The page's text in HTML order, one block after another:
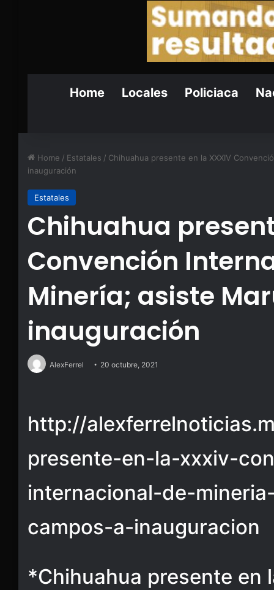
Home Locales Policiaca
Home / Estatales / Chihuahua presente en la XXXIV
inauguración
Estatales
Chihuahua
Convención
Minería; asiste
inauguración
AlexFerrel 20 octubre, 2021
http://
presente-en-la-xxxiv-
internacional-de-
campos-a-inauguracion
*Chihuahua presente en